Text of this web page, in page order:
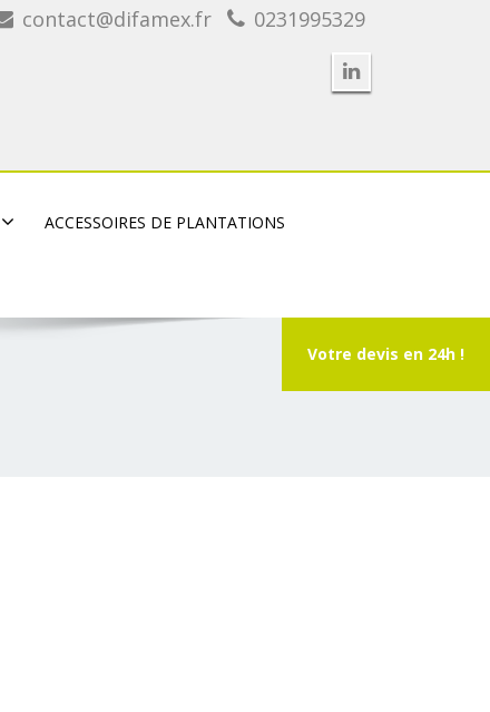
contact@difamex.fr 0231995329
ACCESSOIRES DE PLANTATIONS
Votre devis en 24h !